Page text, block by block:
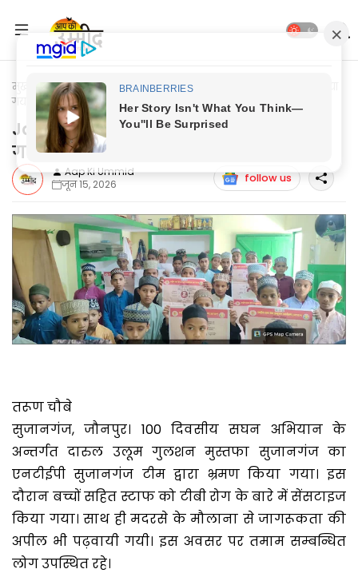
मुख्यपृष्ठ Jaunpur News
Jaunpur News: मदरसे के बच्चों को किया
गया जागरूक
Jaunpur News: मदरसे के बच्चों को किया
गया जागरूक
Aap Ki Ummid
जून 15, 2026
follow us
तरूण चौबे
सुजानगंज, जौनपुर। 100 दिवसीय सघन अभियान के
अन्तर्गत दारुल उलूम गुलशन मुस्तफा सुजानगंज का
एनटीईपी सुजानगंज टीम द्वारा भ्रमण किया गया। इस
दौरान बच्चों सहित स्टाफ को टीबी रोग के बारे में सेंसटाइज
किया गया। साथ ही मदरसे के मौलाना से जागरूकता की
अपील भी पढ़वायी गयी। इस अवसर पर तमाम सम्बन्धित
लोग उपस्थित रहे।